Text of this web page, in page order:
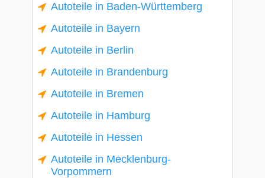
Autoteile in Baden-Württemberg
Autoteile in Bayern
Autoteile in Berlin
Autoteile in Brandenburg
Autoteile in Bremen
Autoteile in Hamburg
Autoteile in Hessen
Autoteile in Mecklenburg-
Vorpommern